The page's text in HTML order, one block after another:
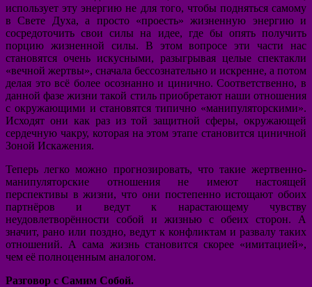
использует эту энергию не для того, чтобы подняться самому
в Свете Духа, а просто «проесть» жизненную энергию и
сосредоточить свои силы на идее, где бы опять получить
порцию жизненной силы. В этом вопросе эти части нас
становятся очень искусными, разыгрывая целые спектакли
«вечной жертвы», сначала бессознательно и искренне, а потом
делая это всё более осознанно и цинично. Соответственно, в
данной фазе жизни такой стиль приобретают наши отношения
с окружающими и становятся типично «манипуляторскими».
Исходят они как раз из той защитной сферы, окружающей
сердечную чакру, которая на этом этапе становится циничной
Зоной Искажения.
Теперь легко можно прогнозировать, что такие жертвенно-
манипуляторские отношения не имеют настоящей
перспективы в жизни, что они постепенно истощают обоих
партнёров и ведут к нарастающему чувству
неудовлетворённости собой и жизнью с обеих сторон. А
значит, рано или поздно, ведут к конфликтам и развалу таких
отношений. А сама жизнь становится скорее «имитацией»,
чем её полноценным аналогом.
Разговор с Самим Собой.